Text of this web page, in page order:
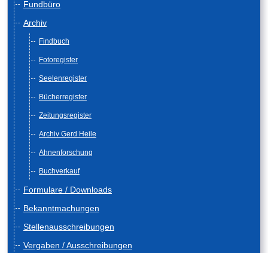
Fundbüro
Archiv
Findbuch
Fotoregister
Seelenregister
Bücherregister
Zeitungsregister
Archiv Gerd Heile
Ahnenforschung
Buchverkauf
Formulare / Downloads
Bekanntmachungen
Stellenausschreibungen
Vergaben / Ausschreibungen